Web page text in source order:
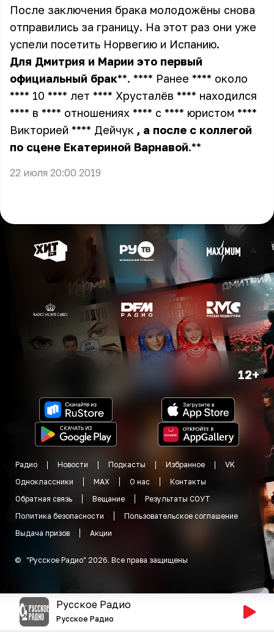
После заключения брака молодожёны снова
отправились за границу. На этот раз они уже
успели посетить Норвегию и Испанию.
Для Дмитрия и Марии это первый
официальный брак**. **** Ранее **** около
**** 10 **** лет **** Хрусталёв **** находился
**** в **** отношениях **** с **** юристом ****
Викторией **** Дейчук , а после с коллегой
по сцене Екатериной Варнавой.**
22 июля 20:00 2019
12+
Радио Новости Подкасты Избранное
VK
Одноклассники
MAX О нас
Контакты
Обратная связь
Вещание
Результаты СОУТ
Политика безопасности
Пользовательское соглашение
Выдача призов
Акции
© "Русское Радио" 2026. Все права защищены
Русское Радио
Русское Радио